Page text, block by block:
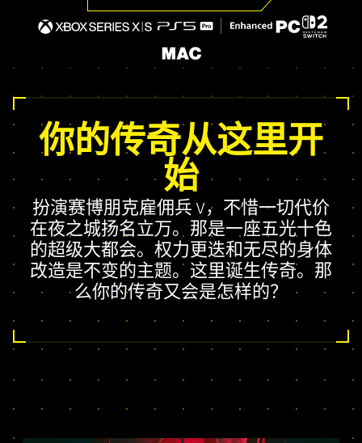
你的传奇从这里开
始
扮演赛博朋克雇佣兵 V，不惜一切代价
在夜之城扬名立万。那是一座五光十色
的超级大都会。权力更迭和无尽的身体
改造是不变的主题。这里诞生传奇。那
么你的传奇又会是怎样的？